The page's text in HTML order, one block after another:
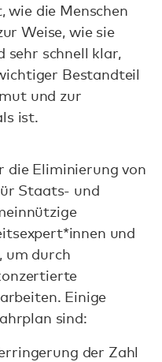
wie die Menschen
Weise, wie sie
sehr schnell klar,
Bestandteil
und zur
ist.
die Eliminierung von
Staats- und
und
um durch
Einige
sind:
der Zahl